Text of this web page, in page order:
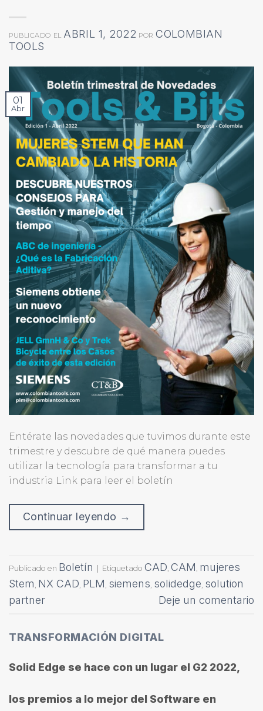
PUBLICADO EL ABRIL 1, 2022 PORCOLOMBIAN
TOOLS
01
Abr
Entérate las novedades que tuvimos durante este
trimestre y descubre de qué manera puedes
utilizar la tecnología para transformar a tu
industria Link para leer el boletín
Continuar leyendo →
Publicado en Boletín Etiquetado CAD, CAM , mujeres
Stem , NX CAD, PLM , siemens, solidedge, solution
partner
Deje un comentario
TRANSFORMACIÓN DIGITAL
Solid Edge se hace con un lugar el G2 2022,
los premios a lo mejor del Software en